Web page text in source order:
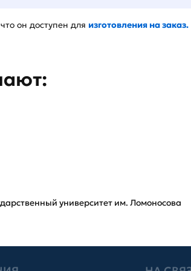
он доступен для изготовления на заказ.
университет им. Ломоносова